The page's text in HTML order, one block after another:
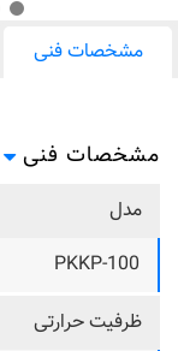
مشخصات فنی
مشخصات فنی
مدل
PKKP-100
ظرفیت حرارتی